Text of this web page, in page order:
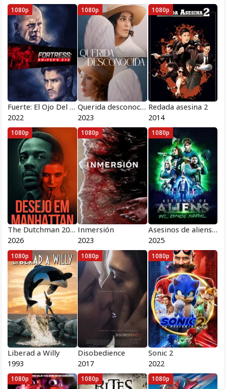
Fuerte: El Ojo Del Francotirador
2022
1080p
Querida desconocida
2023
1080p
Redada asesina 2
2014
1080p
The Dutchman 2026
2026
1080p
Inmersión
2023
1080p
Asesinos de aliens del espacio sideral 2025
2025
1080p
Liberad a Willy
1993
1080p
Disobedience
2017
1080p
Sonic 2
2022
1080p
1080p 1080p 1080p